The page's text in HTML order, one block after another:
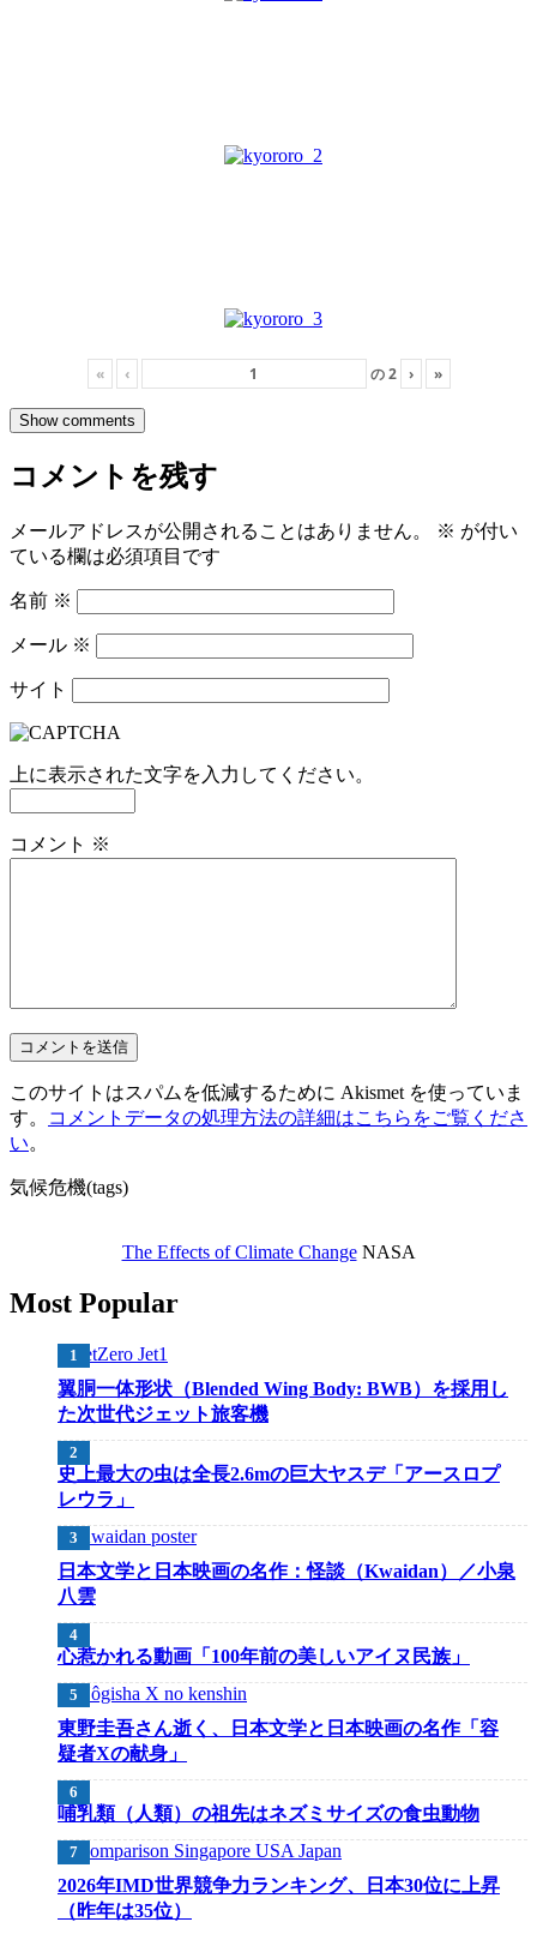
« ‹ の2 › »
Show comments
コメントを残す
メールアドレスが公開されることはありません。 ※ が付い
ている欄は必須項目です
名前 ※
メール ※
サイト
上に表示された文字を入力してください。
コメント ※
このサイトはスパムを低減するために Akismet を使っていま
す。
コメントデータの処理方法の詳細はこちらをご覧くださ
い。
気候危機(tags)
The Effects of Climate ChangeNASA
Most Popular
翼胴一体形状（Blended Wing Body: BWB）を採用し
た次世代ジェット旅客機
史上最大の虫は全長2.6mの巨大ヤスデ「アースロプ
レウラ」
日本文学と日本映画の名作：怪談（Kwaidan）／小泉
八雲
心惹かれる動画「100年前の美しいアイヌ民族」
東野圭吾さん逝く、日本文学と日本映画の名作「容
疑者Xの献身」
哺乳類（人類）の祖先はネズミサイズの食虫動物
2026年IMD世界競争力ランキング、日本30位に上昇
（昨年は35位）